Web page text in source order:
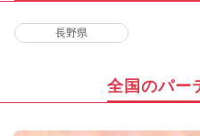
長野県
全国のパー